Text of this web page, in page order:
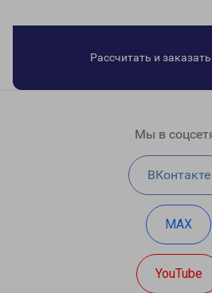
Рассчитать и
Мы в
ВКонтакте
MAX
YouTube